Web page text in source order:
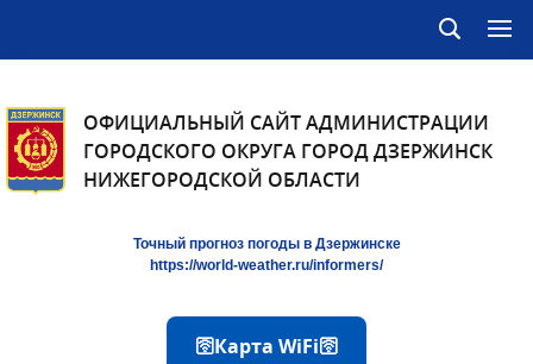
ОФИЦИАЛЬНЫЙ САЙТ АДМИНИСТРАЦИИ
ГОРОДСКОГО ОКРУГА ГОРОД ДЗЕРЖИНСК
НИЖЕГОРОДСКОЙ ОБЛАСТИ
Точный прогноз погоды в Дзержинске
https://world-weather.ru/informers/
🛜Карта WiFi🛜